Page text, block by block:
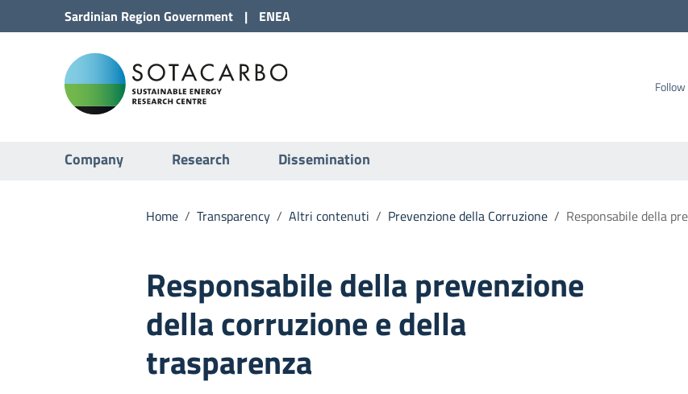
Go to Content
Go to site navigation
Go to Footer
Sardinian Region Government | ENEA
Follow
Submenu
Company Research Dissemination
Home / Transparency / Altri contenuti / Prevenzione della Corruzione / Responsabile della
Responsabile della prevenzione
della corruzione e della
trasparenza